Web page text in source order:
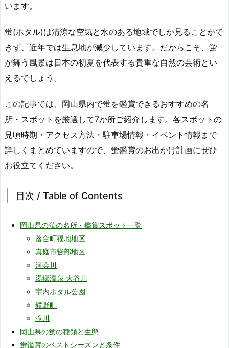
います。
蛍(ホタル)は清涼な空気と水のある地域でしか見ることがで
きず、近年では生息地が減少しています。だからこそ、蛍
が舞う風景は日本の初夏を代表する貴重な自然の芸術とい
えるでしょう。
この記事では、岡山県内で蛍を鑑賞できるおすすめの名
所・スポットを厳選して7か所ご紹介します。各スポットの
見頃時期・アクセス方法・駐車場情報・イベント情報まで
詳しくまとめていますので、蛍鑑賞のお出かけ計画にぜひ
お役立てください。
目次 / Table of Contents
岡山県の蛍の名所・鑑賞スポット一覧
落合町福地地区
真庭市呰部地区
河会川
湯郷温泉 大谷川
宇内ホタル公園
鏡野町
滝川
岡山県の蛍の種類と生態
蛍鑑賞のベストシーズンと条件